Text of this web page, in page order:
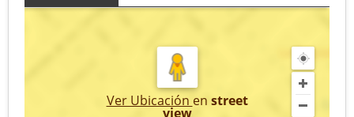
Ver Ubicación en street
view